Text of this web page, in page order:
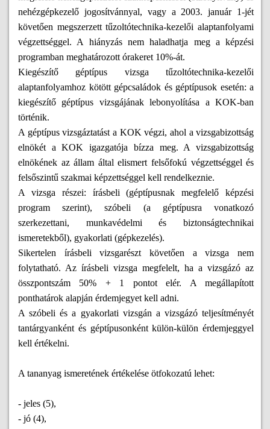
nehézgépkezelő jogosítvánnyal, vagy a 2003. január 1-jét
követően megszerzett tűzoltótechnika-kezelői alaptanfolyami
végzettséggel. A hiányzás nem haladhatja meg a képzési
programban meghatározott órakeret 10%-át.
Kiegészítő géptípus vizsga tűzoltótechnika-kezelői
alaptanfolyamhoz kötött gépcsaládok és géptípusok esetén: a
kiegészítő géptípus vizsgájának lebonyolítása a KOK-ban
történik.
A géptípus vizsgáztatást a KOK végzi, ahol a vizsgabizottság
elnökét a KOK igazgatója bízza meg. A vizsgabizottság
elnökének az állam által elismert felsőfokú végzettséggel és
felsőszintű szakmai képzettséggel kell rendelkeznie.
A vizsga részei: írásbeli (géptípusnak megfelelő képzési
program szerint), szóbeli (a géptípusra vonatkozó
szerkezettani, munkavédelmi és biztonságtechnikai
ismeretekből), gyakorlati (gépkezelés).
Sikertelen írásbeli vizsgarészt követően a vizsga nem
folytatható. Az írásbeli vizsga megfelelt, ha a vizsgázó az
összpontszám 50% + 1 pontot elér. A megállapított
ponthatárok alapján érdemjegyet kell adni.
A szóbeli és a gyakorlati vizsgán a vizsgázó teljesítményét
tantárgyanként és géptípusonként külön-külön érdemjeggyel
kell értékelni.
A tananyag ismeretének értékelése ötfokozatú lehet:
- jeles (5),
- jó (4),